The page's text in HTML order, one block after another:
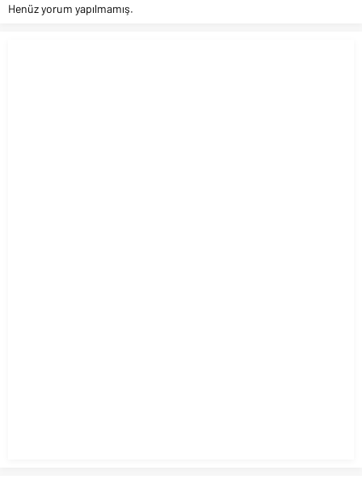
Henüz yorum yapılmamış.